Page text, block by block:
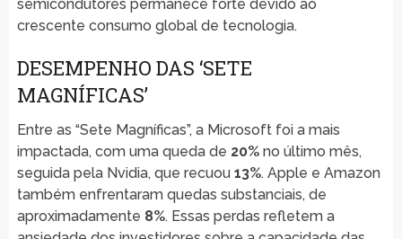
semicondutores permanece forte devido ao
crescente consumo global de tecnologia.
DESEMPENHO DAS ‘SETE
MAGNÍFICAS’
Entre as “Sete Magníficas”, a Microsoft foi a mais
impactada, com uma queda de 20%no último mês,
seguida pela Nvidia, que recuou 13%. Apple e Amazon
também enfrentaram quedas substanciais, de
aproximadamente 8%. Essas perdas refletem a